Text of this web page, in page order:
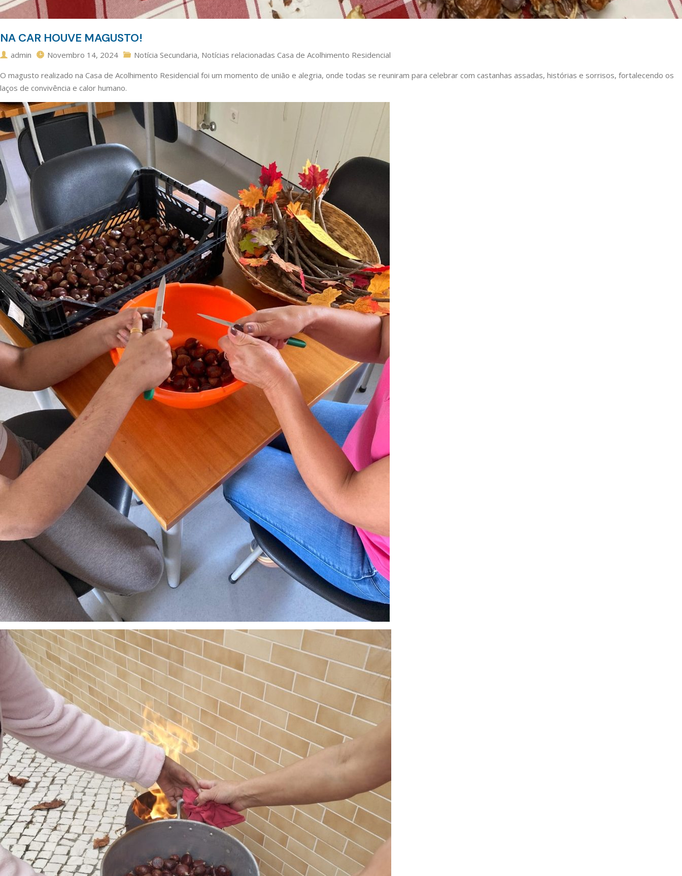
NA CAR HOUVE MAGUSTO!
admin Novembro 14, 2024 Notícia Secundaria, Notícias relacionadas Casa de Acolhimento Residencial
O magusto realizado na Casa de Acolhimento Residencial foi um momento de união e alegria, onde todas se reuniram para celebrar com castanhas assadas, histórias e sorrisos, fortalecendo os
laços de convivência e calor humano.